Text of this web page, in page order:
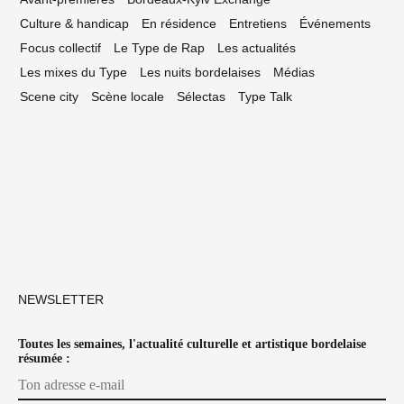
Culture & handicap
En résidence Entretiens
Événements
Focus collectif
Le Type de Rap
Les actualités
Les mixes du Type
Les nuits bordelaises
Médias
Scene city
Scène locale Sélectas Type Talk
NEWSLETTER
Toutes les semaines, l'actualité culturelle et artistique bordelaise
résumée :